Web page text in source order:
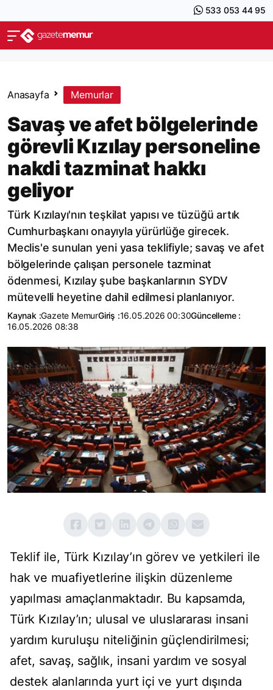
533 053 44 95
Anasayfa Memurlar
Savaş ve afet bölgelerinde
görevli Kızılay personeline
nakdi tazminat hakkı
geliyor
Türk Kızılayı'nın teşkilat yapısı ve tüzüğü artık
Cumhurbaşkanı onayıyla yürürlüğe girecek.
Meclis'e sunulan yeni yasa teklifiyle; savaş ve afet
bölgelerinde çalışan personele tazminat
ödenmesi, Kızılay şube başkanlarının SYDV
mütevelli heyetine dahil edilmesi planlanıyor.
Kaynak :Gazete MemurGiriş :16.05.2026 00:30Güncelleme :
16.05.2026 08:38
Teklif ile, Türk Kızılay’ın görev ve yetkileri ile
hak ve muafiyetlerine ilişkin düzenleme
yapılması amaçlanmaktadır. Bu kapsamda,
Türk Kızılay’ın; ulusal ve uluslararası insani
yardım kuruluşu niteliğinin güçlendirilmesi;
afet, savaş, sağlık, insani yardım ve sosyal
destek alanlarında yurt içi ve yurt dışında